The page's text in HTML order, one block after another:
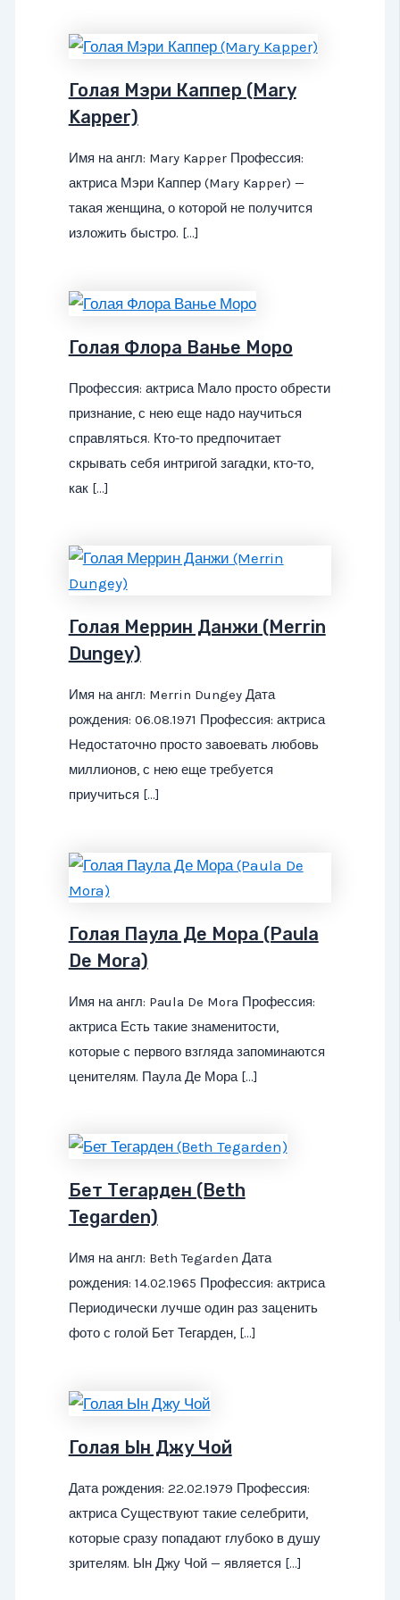
Голая Мэри Каппер (Mary
Kapper)
Имя на англ: Mary Kapper Профессия:
актриса Мэри Каппер (Mary Kapper) —
такая женщина, о которой не получится
изложить быстро. […]
Голая Флора Ванье Моро
Профессия: актриса Мало просто обрести
признание, с нею еще надо научиться
справляться. Кто-то предпочитает
скрывать себя интригой загадки, кто-то,
как […]
Голая Меррин Данжи (Merrin
Dungey)
Имя на англ: Merrin Dungey Дата
рождения: 06.08.1971 Профессия: актриса
Недостаточно просто завоевать любовь
миллионов, с нею еще требуется
приучиться […]
Голая Паула Де Мора (Paula
De Mora)
Имя на англ: Paula De Mora Профессия:
актриса Есть такие знаменитости,
которые с первого взгляда запоминаются
ценителям. Паула Де Мора […]
Бет Тегарден (Beth
Tegarden)
Имя на англ: Beth Tegarden Дата
рождения: 14.02.1965 Профессия: актриса
Периодически лучше один раз заценить
фото с голой Бет Тегарден, […]
Голая Ын Джу Чой
Дата рождения: 22.02.1979 Профессия:
актриса Существуют такие селебрити,
которые сразу попадают глубоко в душу
зрителям. Ын Джу Чой — является […]